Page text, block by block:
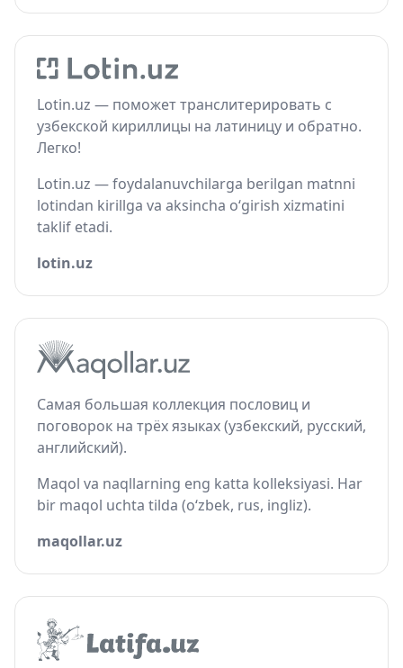
Lotin.uz — поможет транслитерировать с
узбекской кириллицы на латиницу и обратно.
Легко!
Lotin.uz — foydalanuvchilarga berilgan matnni
lotindan kirillga va aksincha o‘girish xizmatini
taklif etadi.
lotin.uz
Самая большая коллекция пословиц и
поговорок на трёх языках (узбекский, русский,
английский).
Maqol va naqllarning eng katta kolleksiyasi. Har
bir maqol uchta tilda (o‘zbek, rus, ingliz).
maqollar.uz